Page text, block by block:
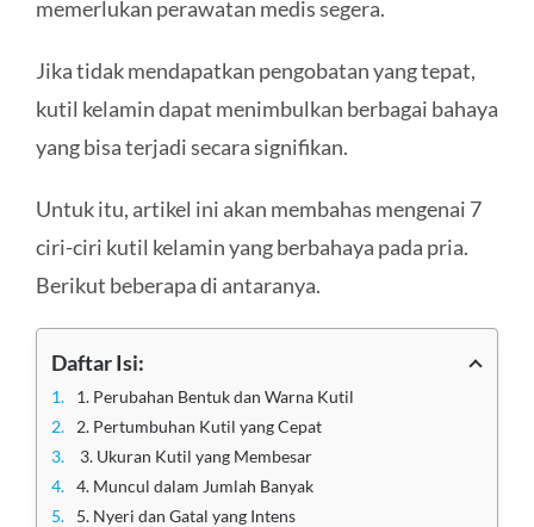
memerlukan perawatan medis segera.
Jika tidak mendapatkan pengobatan yang tepat,
kutil kelamin dapat menimbulkan berbagai bahaya
yang bisa terjadi secara signifikan.
Untuk itu, artikel ini akan membahas mengenai 7
ciri-ciri kutil kelamin yang berbahaya pada pria.
Berikut beberapa di antaranya.
Daftar Isi:
1. Perubahan Bentuk dan Warna Kutil
2. Pertumbuhan Kutil yang Cepat
3. Ukuran Kutil yang Membesar
4. Muncul dalam Jumlah Banyak
5. Nyeri dan Gatal yang Intens